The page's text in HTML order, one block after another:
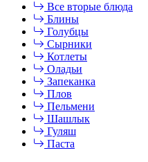
Все вторые блюда
Блины
Голубцы
Сырники
Котлеты
Оладьи
Запеканка
Плов
Пельмени
Шашлык
Гуляш
Паста